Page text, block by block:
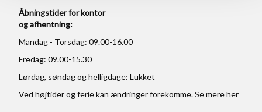
Åbningstider for kontor
og afhentning:
Mandag - Torsdag: 09.00-16.00
Fredag: 09.00-15.30
Lørdag, søndag og helligdage: Lukket
Ved højtider og ferie kan ændringer forekomme. Se mereher